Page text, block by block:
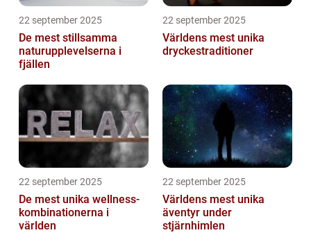
22 september 2025
De mest stillsamma
naturupplevelserna i
fjällen
22 september 2025
Världens mest unika
dryckestraditioner
22 september 2025
De mest unika wellness-
kombinationerna i
världen
22 september 2025
Världens mest unika
äventyr under
stjärnhimlen